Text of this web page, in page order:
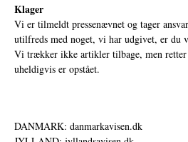
Klager
Vi er tilmeldt pressenævnet og tager
utilfreds med noget, vi har udgivet, er du
Vi trækker ikke artikler tilbage, men
uheldigvis er opstået.
DANMARK: danmarkavisen.dk